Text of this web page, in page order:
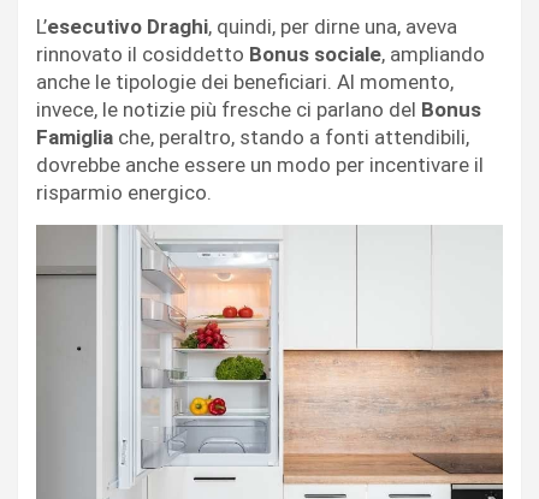
L’esecutivo Draghi, quindi, per dirne una, aveva
rinnovato il cosiddetto Bonus sociale, ampliando
anche le tipologie dei beneficiari. Al momento,
invece, le notizie più fresche ci parlano del Bonus
Famiglia che, peraltro, stando a fonti attendibili,
dovrebbe anche essere un modo per incentivare il
risparmio energico.